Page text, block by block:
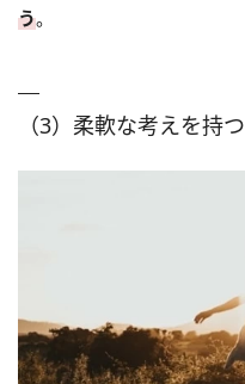
う。
（3）柔軟な考えを持つ